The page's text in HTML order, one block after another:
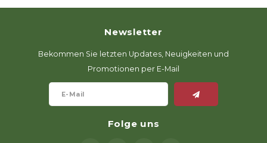
Newsletter
Bekommen Sie letzten Updates, Neuigkeiten und
Promotionen per E-Mail
Folge uns